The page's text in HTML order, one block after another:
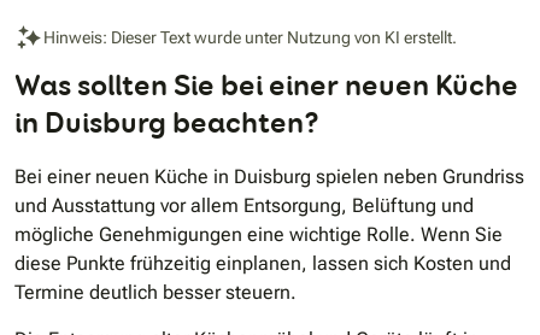
Hinweis: Dieser Text wurde unter Nutzung von KI erstellt.
Was sollten Sie bei einer neuen Küche
in Duisburg beachten?
Bei einer neuen Küche in Duisburg spielen neben Grundriss
und Ausstattung vor allem Entsorgung, Belüftung und
mögliche Genehmigungen eine wichtige Rolle. Wenn Sie
diese Punkte frühzeitig einplanen, lassen sich Kosten und
Termine deutlich besser steuern.